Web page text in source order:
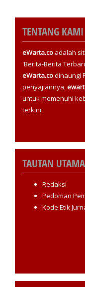
TENTANG KAMI
eWarta.co adalah
'Berita-Berita
eWarta.codinaungi
penyajiannya,
untuk memenuhi
terkini.
TAUTAN UTAMA
Redaksi
Pedoman
Kode Etik